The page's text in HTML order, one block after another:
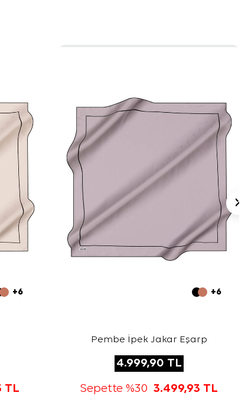
Kare Geometrik Desenli Eşarp
+6
TL
+6
Pembe İpek Jakar Eşarp
4.999,90 TL
Sepette %30 3.499,93 TL